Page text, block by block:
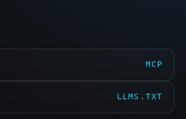
MCP
LLMS.TXT